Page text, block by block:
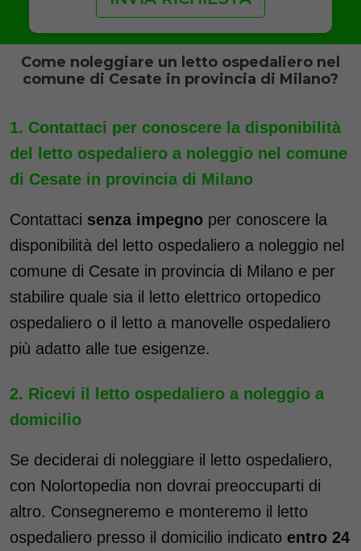
Come noleggiare un letto ospedaliero nel
comune di Cesate in provincia di Milano?
Contattaci per conoscere la disponibilità
del letto ospedaliero a noleggio nel comune
di Cesate in provincia di Milano
Contattaci senza impegno per conoscere la
disponibilità del letto ospedaliero a noleggio nel
comune di Cesate in provincia di Milano e per
stabilire quale sia il letto elettrico ortopedico
ospedaliero o il letto a manovelle ospedaliero
più adatto alle tue esigenze.
Ricevi il letto ospedaliero a noleggio a
domicilio
Se deciderai di noleggiare il letto ospedaliero,
con Nolortopedia non dovrai preoccuparti di
altro. Consegneremo e monteremo il letto
ospedaliero presso il domicilio indicato entro 24